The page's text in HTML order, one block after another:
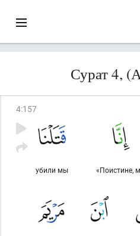
Сурат 4,
4:157
«Поистине,
убили мы